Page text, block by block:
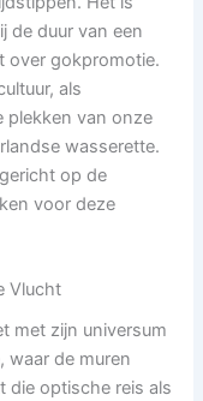
de duur van een
over gokpromotie.
als
plekken van onze
wasserette.
op de
voor deze
Vlucht
met zijn universum
waar de muren
die optische reis als